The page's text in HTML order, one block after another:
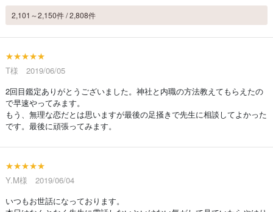
2,101～2,150件 / 2,808件
★★★★★
T様 2019/06/05
2回目鑑定ありがとうございました。神社と内職の方法教えてもらえたの
で早速やってみます。
もう、無理な恋だとは思いますが最後の足掻きで先生に相談してよかった
です。最後に頑張ってみます。
★★★★★
Y.M様 2019/06/04
いつもお世話になっております。